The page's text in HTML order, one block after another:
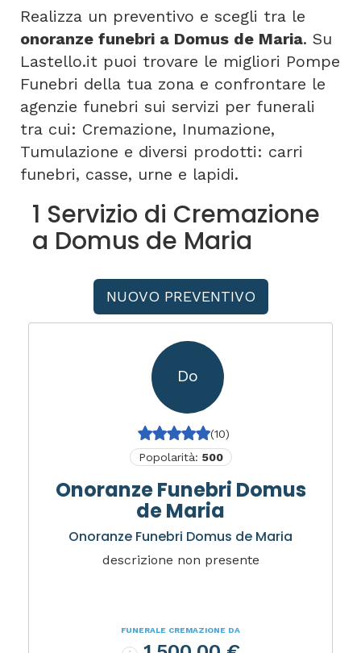
Realizza un preventivo e scegli tra le
onoranze funebri a Domus de Maria. Su
Lastello.it puoi trovare le migliori Pompe
Funebri della tua zona e confrontare le
agenzie funebri sui servizi per funerali
tra cui: Cremazione, Inumazione,
Tumulazione e diversi prodotti: carri
funebri, casse, urne e lapidi.
1 Servizio di Cremazione
a Domus de Maria
NUOVO PREVENTIVO
Do
(10)
Popolarità: 500
Onoranze Funebri Domus
de Maria
Onoranze Funebri Domus de Maria
descrizione non presente
FUNERALE CREMAZIONE DA